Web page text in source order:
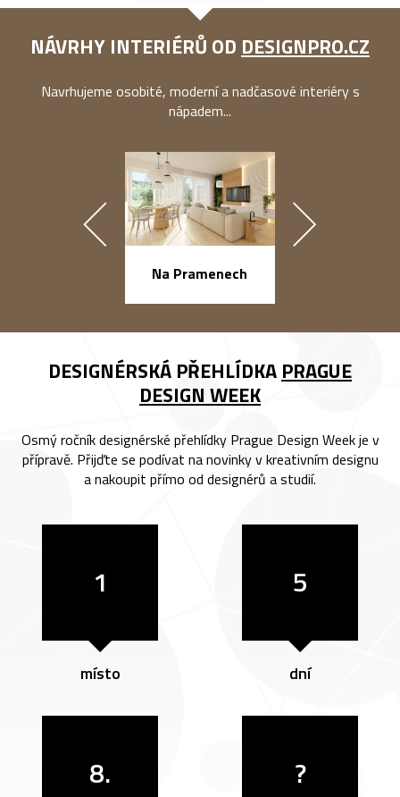
NÁVRHY INTERIÉRŮ OD DESIGNPRO.CZ
Navrhujeme osobité, moderní a nadčasové interiéry s
nápadem...
Na Pramenech
DESIGNÉRSKÁ PŘEHLÍDKA PRAGUE
DESIGN WEEK
Osmý ročník designérské přehlídky Prague Design Week je v
přípravě. Přijďte se podívat na novinky v kreativním designu
a nakoupit přímo od designérů a studií.
1
místo
5
dní
8. ?